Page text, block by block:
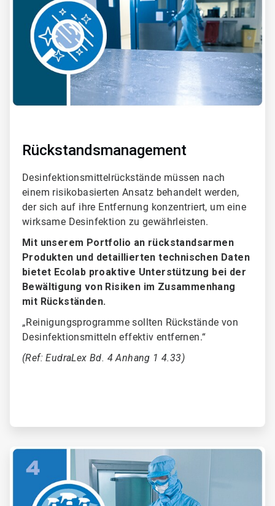
Rückstandsmanagement
Desinfektionsmittelrückstände müssen nach
einem risikobasierten Ansatz behandelt werden,
der sich auf ihre Entfernung konzentriert, um eine
wirksame Desinfektion zu gewährleisten.
Mit unserem Portfolio an rückstandsarmen
Produkten und detaillierten technischen Daten
bietet Ecolab proaktive Unterstützung bei der
Bewältigung von Risiken im Zusammenhang
mit Rückständen.
„Reinigungsprogramme sollten Rückstände von
Desinfektionsmitteln effektiv entfernen.“
(Ref: EudraLex Bd. 4 Anhang 1 4.33)
ArticleTile